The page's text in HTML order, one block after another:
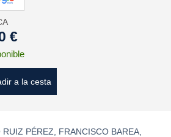
€
a la cesta
RUIZ PÉREZ FRANCISCO BAREA